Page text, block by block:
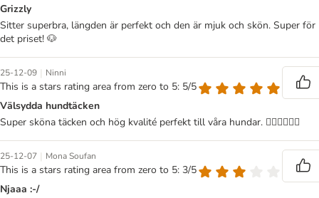
Grizzly
Sitter superbra, längden är perfekt och den är mjuk och skön. Super för
det priset! 🐶
25-12-09 | Ninni
This is a stars rating area from zero to 5: 5/5
Välsydda hundtäcken
Super sköna täcken och hög kvalité perfekt till våra hundar. 🐕‍🦺🐕‍🦺🐕‍🦺
25-12-07 | Mona Soufan
This is a stars rating area from zero to 5: 3/5
Njaaa :-/